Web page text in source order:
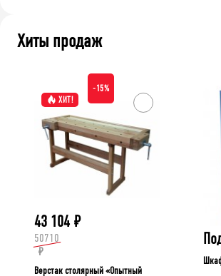
Хиты продаж
ХИТ!
-15%
43 104 ₽
50710
₽
Верстак столярный «Опытный